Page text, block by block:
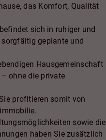
das Komfort, Qualität
sich in ruhiger und
sorgfältig geplante und
Hausgemeinschaft
ohne die private
profitieren somit von
sowie die
haben Sie zusätzlich